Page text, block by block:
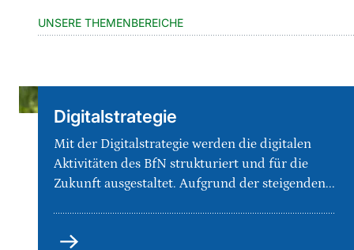
UNSERE THEMENBEREICHE
Digitalstrategie
Mit der Digitalstrategie werden die digitalen
Aktivitäten des BfN strukturiert und für die
Zukunft ausgestaltet. Aufgrund der steigenden...
Digitalstrategie